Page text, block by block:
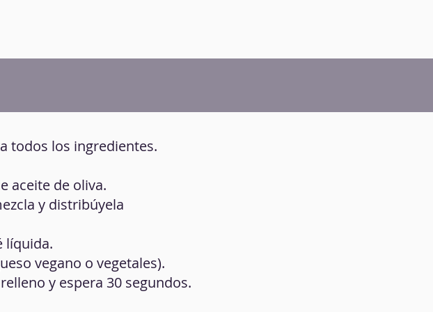
todos los ingredientes.
aceite de oliva.
y distribúyela
líquida.
vegano o vegetales).
y espera 30 segundos.